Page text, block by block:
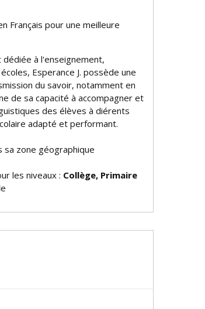
Français pour une meilleure
à l'enseignement,
Esperance J. possède une
du savoir, notamment en
de sa capacité à accompagner et
des élèves à différents
adapté et performant.
sa zone géographique
les niveaux : Collège, Primaire